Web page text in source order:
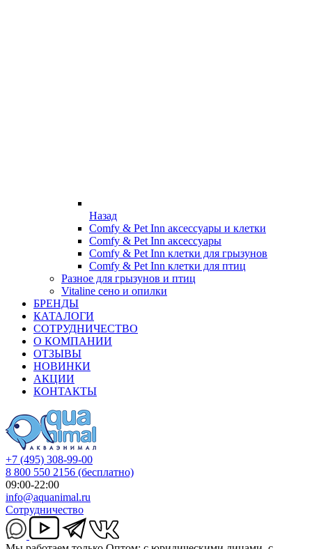
Назад
Comfy & Pet Inn аксессуары и клетки
Comfy & Pet Inn аксессуары
Comfy & Pet Inn клетки для грызунов
Comfy & Pet Inn клетки для птиц
Разное для грызунов и птиц
Vitaline сено и опилки
БРЕНДЫ
КАТАЛОГИ
СОТРУДНИЧЕСТВО
О КОМПАНИИ
ОТЗЫВЫ
НОВИНКИ
АКЦИИ
КОНТАКТЫ
+7 (495) 308-99-00
8 800 550 2156 (бесплатно)
09:00-22:00
info@aquanimal.ru
Сотрудничество